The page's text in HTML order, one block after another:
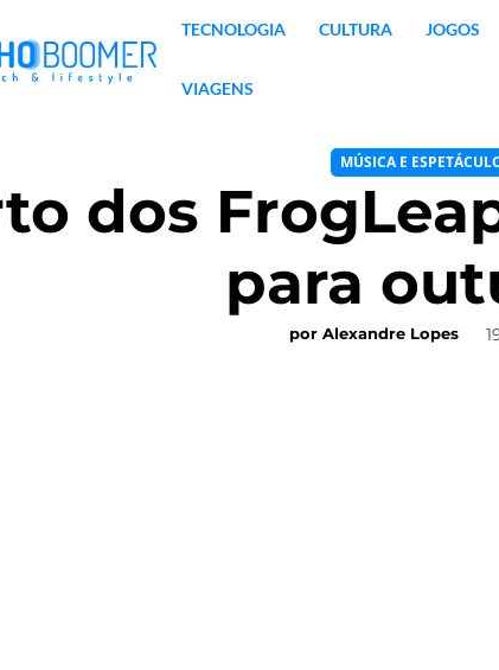
TECNOLOGIA CULTURA JOGOS
VIAGENS
MÚSICA E
dos
para
por Alexandre Lopes